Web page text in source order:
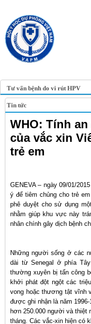
Tư vấn bệnh do vi rút HPV
Tin tức
WHO: Tính
của vắc xin
trẻ em
GENEVA – ngày 09/01/
ý để tiêm chủng cho trẻ
phê duyệt cho sử dụng
nhằm giúp khu vực này
nhân chính gây dịch bệnh
Những người sống ở các
dài từ Senegal ở phía
thường xuyên bị tấn công
khởi phát đột ngột các
vong hoặc thương tật vĩnh
được ghi nhận là năm
hơn 250.000 người và thiệt
tháng. Các vắc-xin hiện có